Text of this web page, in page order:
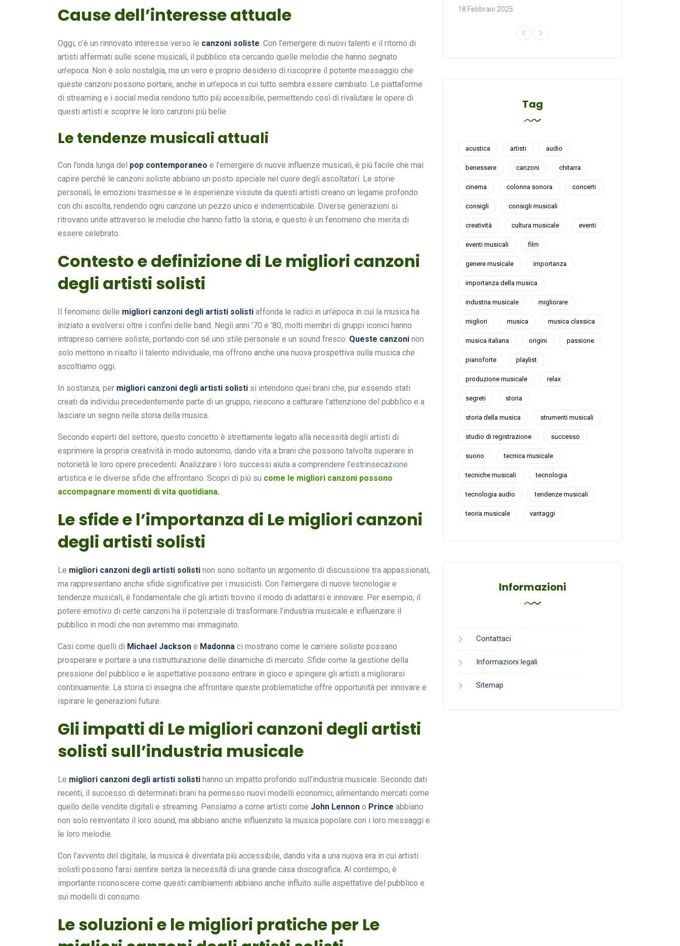
Cause dell’interesse attuale
Oggi, c’è un rinnovato interesse verso le canzoni soliste. Con l’emergere di nuovi talenti e il ritorno di
artisti affermati sulle scene musicali, il pubblico sta cercando quelle melodie che hanno segnato
un’epoca. Non è solo nostalgia, ma un vero e proprio desiderio di riscoprire il potente messaggio che
queste canzoni possono portare, anche in un’epoca in cui tutto sembra essere cambiato. Le piattaforme
di streaming e i social media rendono tutto più accessibile, permettendo così di rivalutare le opere di
questi artisti e scoprire le loro canzoni più belle.
Le tendenze musicali attuali
Con l’onda lunga del pop contemporaneo e l’emergere di nuove influenze musicali, è più facile che mai
capire perché le canzoni soliste abbiano un posto speciale nel cuore degli ascoltatori. Le storie
personali, le emozioni trasmesse e le esperienze vissute da questi artisti creano un legame profondo
con chi ascolta, rendendo ogni canzone un pezzo unico e indimenticabile. Diverse generazioni si
ritrovano unite attraverso le melodie che hanno fatto la storia, e questo è un fenomeno che merita di
essere celebrato.
Contesto e definizione di Le migliori canzoni
degli artisti solisti
Il fenomeno delle migliori canzoni degli artisti solisti affonda le radici in un’epoca in cui la musica ha
iniziato a evolversi oltre i confini delle band. Negli anni ’70 e ’80, molti membri di gruppi iconici hanno
intrapreso carriere soliste, portando con sé uno stile personale e un sound fresco. Queste canzoni non
solo mettono in risalto il talento individuale, ma offrono anche una nuova prospettiva sulla musica che
ascoltiamo oggi.
In sostanza, per migliori canzoni degli artisti solisti si intendono quei brani che, pur essendo stati
creati da individui precedentemente parte di un gruppo, riescono a catturare l’attenzione del pubblico e a
lasciare un segno nella storia della musica.
Secondo esperti del settore, questo concetto è strettamente legato alla necessità degli artisti di
esprimere la propria creatività in modo autonomo, dando vita a brani che possono talvolta superare in
notorietà le loro opere precedenti. Analizzare i loro successi aiuta a comprendere l’estrinsecazione
artistica e le diverse sfide che affrontano. Scopri di più su come le migliori canzoni possono
accompagnare momenti di vita quotidiana.
Le sfide e l’importanza di Le migliori canzoni
degli artisti solisti
Le migliori canzoni degli artisti solisti non sono soltanto un argomento di discussione tra appassionati,
ma rappresentano anche sfide significative per i musicisti. Con l’emergere di nuove tecnologie e
tendenze musicali, è fondamentale che gli artisti trovino il modo di adattarsi e innovare. Per esempio, il
potere emotivo di certe canzoni ha il potenziale di trasformare l’industria musicale e influenzare il
pubblico in modi che non avremmo mai immaginato.
Casi come quelli di Michael Jackson e Madonna ci mostrano come le carriere soliste possano
prosperare e portare a una ristrutturazione delle dinamiche di mercato. Sfide come la gestione della
pressione del pubblico e le aspettative possono entrare in gioco e spingere gli artisti a migliorarsi
continuamente. La storia ci insegna che affrontare queste problematiche offre opportunità per innovare e
ispirare le generazioni future.
Gli impatti di Le migliori canzoni degli artisti
solisti sull’industria musicale
Le migliori canzoni degli artisti solisti hanno un impatto profondo sull’industria musicale. Secondo dati
recenti, il successo di determinati brani ha permesso nuovi modelli economici, alimentando mercati come
quello delle vendite digitali e streaming. Pensiamo a come artisti come John Lennon o Prince abbiano
non solo reinventato il loro sound, ma abbiano anche influenzato la musica popolare con i loro messaggi e
le loro melodie.
Con l’avvento del digitale, la musica è diventata più accessibile, dando vita a una nuova era in cui artisti
solisti possono farsi sentire senza la necessità di una grande casa discografica. Al contempo, è
importante riconoscere come questi cambiamenti abbiano anche influito sulle aspettative del pubblico e
sui modelli di consumo.
Le soluzioni e le migliori pratiche per Le
18 Febbraio 2025
Tag
acustica artisti audio
benessere canzoni chitarra
cinema colonna sonora concerti
consigli consigli musicali
creatività cultura musicale eventi
eventi musicali film
genere musicale importanza
importanza della musica
industria musicale migliorare
migliori musica musica classica
musica italiana origini passione
pianoforte playlist
produzione musicale relax
segreti storia
storia della musica strumenti musicali
studio di registrazione successo
suono tecnica musicale
tecniche musicali tecnologia
tecnologia audio tendenze musicali
teoria musicale vantaggi
Informazioni
Contattaci
Informazioni legali
Sitemap